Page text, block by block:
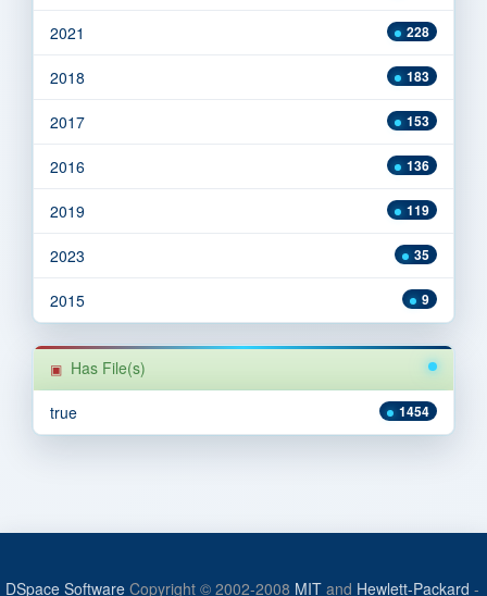
228
2021
183
2018
153
2017
136
2016
119
2019
35
2023
9
2015
Has File(s)
1454
true
DSpace Software Copyright © 2002-2008 MIT and Hewlett-Packard -